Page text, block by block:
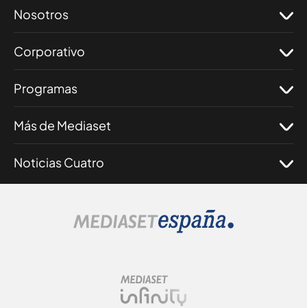
Nosotros
Corporativo
Programas
Más de Mediaset
Noticias Cuatro